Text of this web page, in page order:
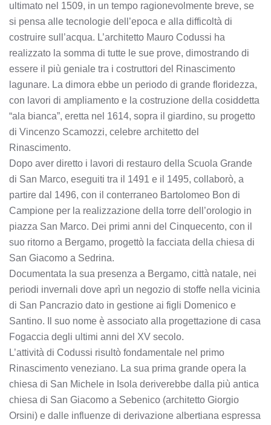
ultimato nel 1509, in un tempo ragionevolmente breve, se
si pensa alle tecnologie dell’epoca e alla difficoltà di
costruire sull’acqua. L’architetto Mauro Codussi ha
realizzato la somma di tutte le sue prove, dimostrando di
essere il più geniale tra i costruttori del Rinascimento
lagunare. La dimora ebbe un periodo di grande floridezza,
con lavori di ampliamento e la costruzione della cosiddetta
“ala bianca”, eretta nel 1614, sopra il giardino, su progetto
di Vincenzo Scamozzi, celebre architetto del
Rinascimento.
Dopo aver diretto i lavori di restauro della Scuola Grande
di San Marco, eseguiti tra il 1491 e il 1495, collaborò, a
partire dal 1496, con il conterraneo Bartolomeo Bon di
Campione per la realizzazione della torre dell’orologio in
piazza San Marco. Dei primi anni del Cinquecento, con il
suo ritorno a Bergamo, progettò la facciata della chiesa di
San Giacomo a Sedrina.
Documentata la sua presenza a Bergamo, città natale, nei
periodi invernali dove aprì un negozio di stoffe nella vicinia
di San Pancrazio dato in gestione ai figli Domenico e
Santino. Il suo nome è associato alla progettazione di casa
Fogaccia degli ultimi anni del XV secolo.
L’attività di Codussi risultò fondamentale nel primo
Rinascimento veneziano. La sua prima grande opera la
chiesa di San Michele in Isola deriverebbe dalla più antica
chiesa di San Giacomo a Sebenico (architetto Giorgio
Orsini) e dalle influenze di derivazione albertiana espressa